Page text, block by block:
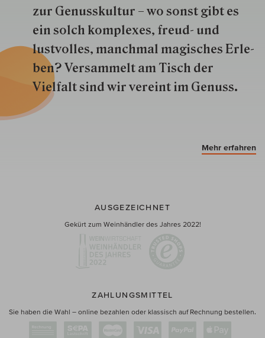
zur Genuss­kultur – wo sonst gibt es
ein solch kom­plexes, freud- und
lustvolles, manchmal ma­gisch­es Er­le­
ben? Versammelt am Tisch der
Vielfalt sind wir ver­eint im Genuss.
Mehr erfahren
AUSGEZEICHNET
Gekürt zum Weinhändler des Jahres 2022!
ZAHLUNGSMITTEL
Sie haben die Wahl – online bezahlen oder klassisch auf Rechnung bestellen.